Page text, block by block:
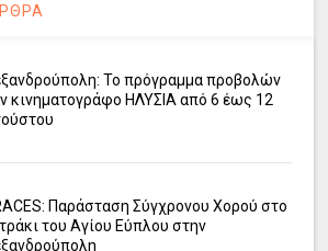
Το πρόγραμμα προβολών
κινηματογράφο ΗΛΥΣΙΑ από 6 έως 12
Παράσταση Σύγχρονου Χορού στο
του Αγίου Εύπλου στην